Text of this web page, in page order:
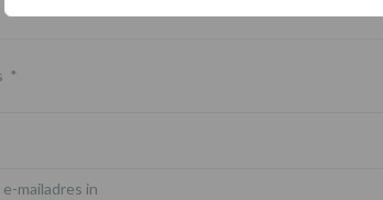
*
mailadres in